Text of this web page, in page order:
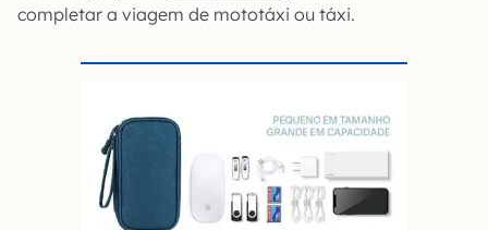
completar a viagem de mototáxi ou táxi.